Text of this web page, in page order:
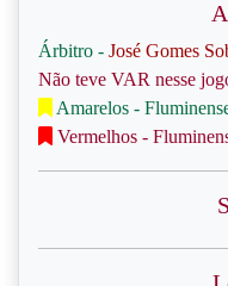
Árbitro - José Gomes
Não teve VAR nesse
Amarelos -
Vermelhos -